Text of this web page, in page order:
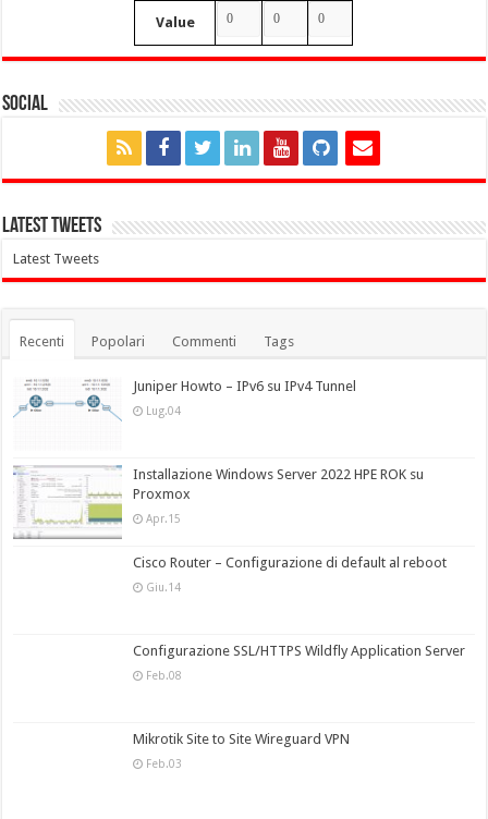
Value
Social
Latest Tweets
Latest Tweets
Recenti Popolari Commenti Tags
Juniper Howto – IPv6 su IPv4 Tunnel
Lug.04
Installazione Windows Server 2022 HPE ROK su
Proxmox
Apr.15
Cisco Router – Configurazione di default al reboot
Giu.14
Configurazione SSL/HTTPS Wildfly Application Server
Feb.08
Mikrotik Site to Site Wireguard VPN
Feb.03